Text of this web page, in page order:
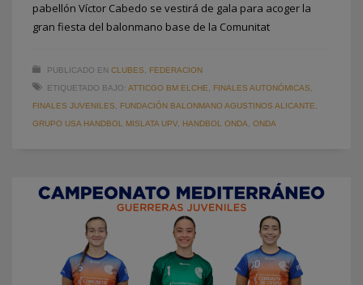
pabellón Víctor Cabedo se vestirá de gala para acoger la
gran fiesta del balonmano base de la Comunitat
PUBLICADO EN CLUBES
FEDERACION
ETIQUETADO BAJO: ATTICGO BM ELCHE FINALES AUTONÓMICAS
FINALES JUVENILES
FUNDACIÓN BALONMANO AGUSTINOS ALICANTE
GRUPO USA HANDBOL MISLATA UPV, HANDBOL ONDA ONDA